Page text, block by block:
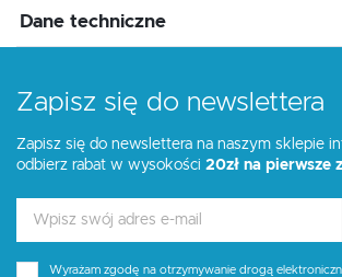
Dane techniczne
Zapisz się do newslettera
Zapisz się do newslettera na naszym sklepie
odbierz rabat w wysokości 20zł na pierwsze
Wyrażam zgodę na otrzymywanie drogą